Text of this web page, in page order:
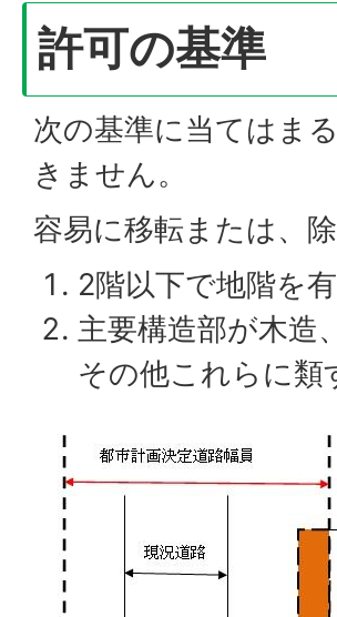
許可の基準
次の基準に当てはま
きません。
容易に移転または、
2階以下で地階を
主要構造部が木造
その他これらに